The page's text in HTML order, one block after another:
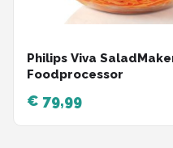
Philips Viva
Foodprocessor
€ 79,99